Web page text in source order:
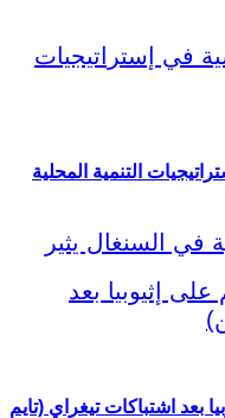
التنمية المحلية
بعد اشتباكات تيغراي (تايم